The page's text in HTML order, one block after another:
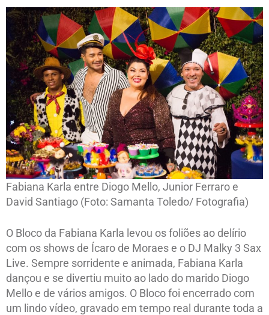
Fabiana Karla entre Diogo Mello, Junior Ferraro e
David Santiago (Foto: Samanta Toledo/ Fotografia)
O Bloco da Fabiana Karla levou os foliões ao delírio
com os shows de Ícaro de Moraes e o DJ Malky 3 Sax
Live. Sempre sorridente e animada, Fabiana Karla
dançou e se divertiu muito ao lado do marido Diogo
Mello e de vários amigos. O Bloco foi encerrado com
um lindo vídeo, gravado em tempo real durante toda a